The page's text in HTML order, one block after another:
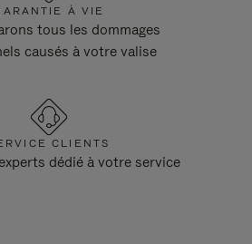
À VIE
tous les dommages
causés à votre valise
CLIENTS
dédié à votre service